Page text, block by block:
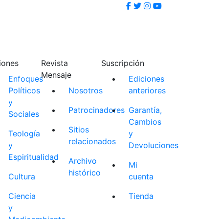
Enfoques
Políticos
y
Sociales
Teología
y
Espiritualidad
Cultura
Ciencia
y
Revista
Mensaje
Nosotros
Patrocinadores
Sitios
relacionados
Archivo
histórico
Suscripción
Ediciones
anteriores
Garantía,
Cambios
y
Devoluciones
Mi
cuenta
Tienda